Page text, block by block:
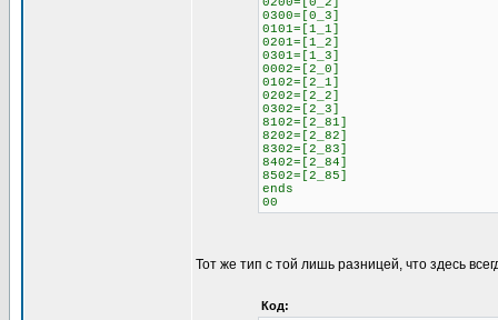
0300=[0_3]
0101=[1_1]
0201=[1_2]
0301=[1_3]
0002=[2_0]
0102=[2_1]
0202=[2_2]
0302=[2_3]
8102=[2_81]
8202=[2_82]
8302=[2_83]
8402=[2_84]
8502=[2_85]
ends
00
Тот же тип с той лишь разницей, что здесь
Код: